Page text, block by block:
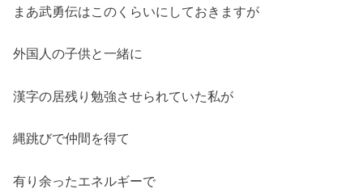
まあ武勇伝はこのくらいにしておきますが
外国人の子供と一緒に
漢字の居残り勉強させられていた私が
縄跳びで仲間を得て
有り余ったエネルギーで